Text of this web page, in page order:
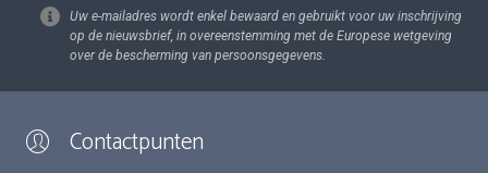
Uw e-mailadres wordt enkel bewaard en gebruikt voor uw inschrijving
op de nieuwsbrief, in overeenstemming met de Europese wetgeving
over de bescherming van persoonsgegevens.
Contactpunten